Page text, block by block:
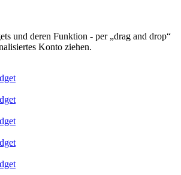
und deren Funktion - per „drag and drop“
Konto ziehen.